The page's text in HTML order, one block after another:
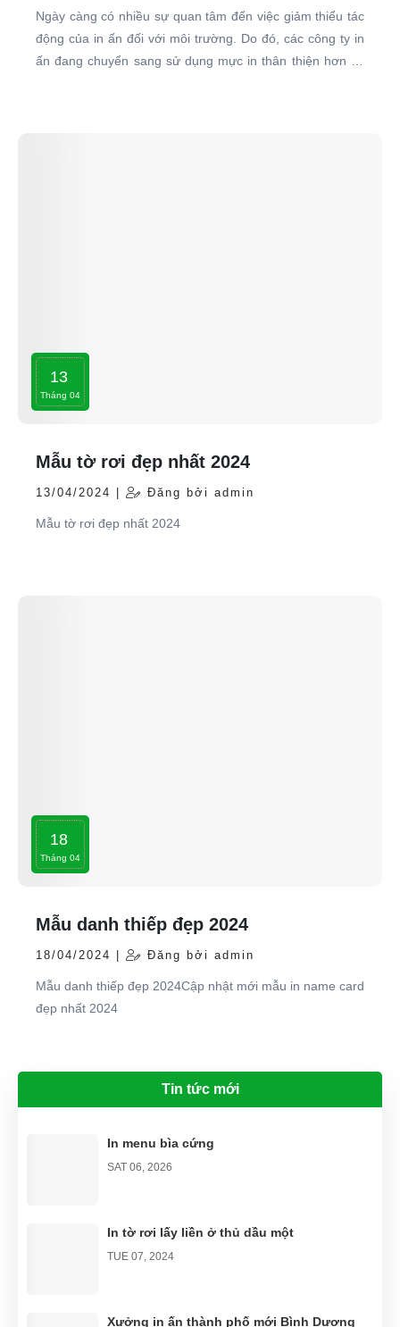
Ngày càng có nhiều sự quan tâm đến việc giảm thiểu tác
động của in ấn đối với môi trường. Do đó, các công ty in
ấn đang chuyển sang sử dụng mực in thân thiện hơn và
13
Tháng 04
Mẫu tờ rơi đẹp nhất 2024
13/04/2024 | Đăng bởi admin
Mẫu tờ rơi đẹp nhất 2024
18
Tháng 04
Mẫu danh thiếp đẹp 2024
18/04/2024 | Đăng bởi admin
Mẫu danh thiếp đẹp 2024Cập nhật mới mẫu in name card
đẹp nhất 2024
Tin tức mới
In menu bìa cứng
SAT 06, 2026
In tờ rơi lấy liền ở thủ dầu một
TUE 07, 2024
Xưởng in ấn thành phố mới Bình Dương